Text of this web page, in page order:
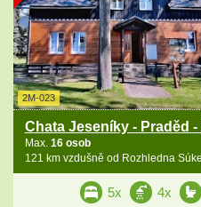
2M-023
Chata Jeseníky - Praděd
Max. 16 osob
121 km vzdušně od Rozhledna
5x 4x